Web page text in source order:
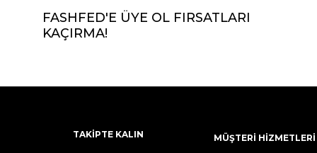
FASHFED'E ÜYE OL FIRSATLARI
KAÇIRMA!
TAKİPTE KALIN MÜŞTERİ HİZMETLERİ